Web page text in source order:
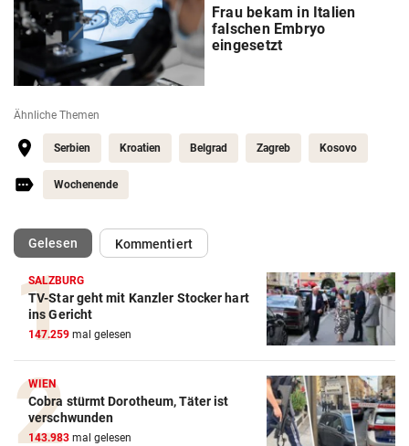
Frau bekam in Italien
falschen Embryo
eingesetzt
Ähnliche Themen
Serbien Kroatien Belgrad Zagreb Kosovo
Wochenende
Gelesen(ausgewählt)Kommentiert
SALZBURG
TV-Star geht mit Kanzler Stocker hart
ins Gericht
147.259 mal gelesen
WIEN
Cobra stürmt Dorotheum, Täter ist
verschwunden
143.983 mal gelesen